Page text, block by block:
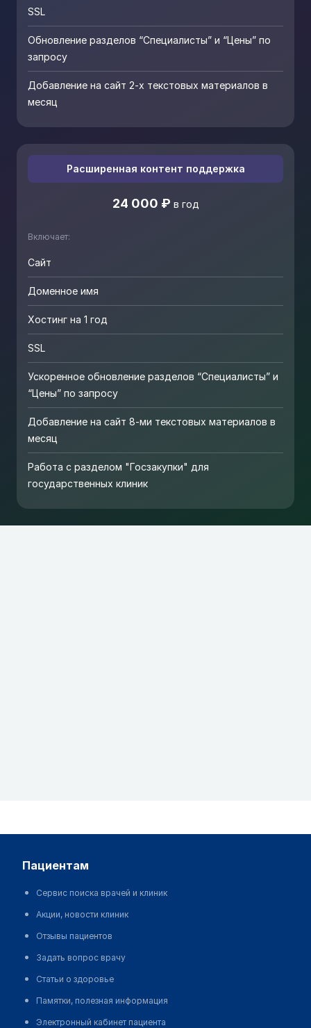
SSL
Обновление разделов “Специалисты” и “Цены” по
запросу
Добавление на сайт 2-х текстовых материалов в
месяц
Расширенная контент поддержка
24 000 ₽ в год
Включает:
Сайт
Доменное имя
Хостинг на 1 год
SSL
Ускоренное обновление разделов “Специалисты” и
“Цены” по запросу
Добавление на сайт 8-ми текстовых материалов в
месяц
Работа с разделом "Госзакупки" для
государственных клиник
пациентам
Сервис поиска врачей и клиник
Акции, новости клиник
Отзывы пациентов
Задать вопрос врачу
Статьи о здоровье
Памятки, полезная информация
Электронный кабинет пациента